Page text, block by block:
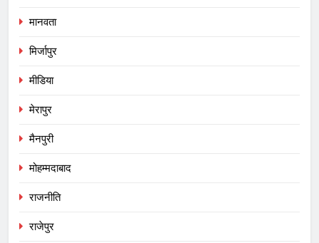
मानवता
मिर्जापुर
मीडिया
मेरापुर
मैनपुरी
मोहम्मदाबाद
राजनीति
राजेपुर